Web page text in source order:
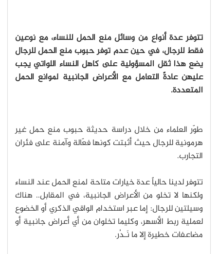
تتوفر عدة أنواع من وسائل منع الحمل للنساء، مع نوعين
فقط للرجال، في حين عدم توفر حبوب منع الحمل للرجال
يضع هذا ثقل المسؤولية على كاهل النساء اللواتي يجب
عليهن عادةً التعامل مع الأعراض الجانبية لموانع الحمل
المتعددة.
طوّر العلماء من خلال دراسة حديثة حبوب منع حمل غير
هرمونية للرجال حيث أثبتت كونها فعّالة وآمنة على فئران
التجارب.
تتوفر لدينا حالياً عدة خيارات متاحة لمنع الحمل عند النساء
ولكنها لا تخلو من الأعراض الجانبية، في المقابل.. هناك
وسيلتين للرجال: إما عبر استخدام الواقي الذكري أو الخضوع
لعملية ربط الأسهر، وكليما تخلوان من أي أعراض جانبية أو
مضاعفات خطيرة إلا ما نَـدُر.